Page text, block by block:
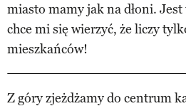
miasto mamy jak na dłoni. Jest
chce mi się wierzyć, że liczy
mieszkańców!
Z góry zjeżdżamy do centrum